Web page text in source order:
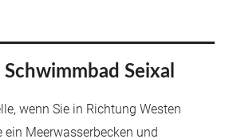
Seixal
wenn Sie in Richtung Westen
ein Meerwasserbecken und